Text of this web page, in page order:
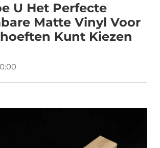
U Het Perfecte
Matte Vinyl Voor
Kunt Kiezen